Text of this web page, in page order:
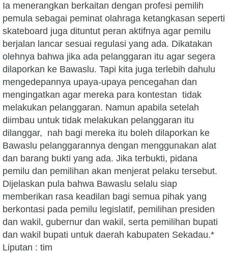
Ia menerangkan berkaitan dengan profesi pemilih
pemula sebagai peminat olahraga ketangkasan seperti
skateboard juga dituntut peran aktifnya agar pemilu
berjalan lancar sesuai regulasi yang ada. Dikatakan
olehnya bahwa jika ada pelanggaran itu agar segera
dilaporkan ke Bawaslu. Tapi kita juga terlebih dahulu
mengedepannya upaya-upaya pencegahan dan
mengingatkan agar mereka para kontestan tidak
melakukan pelanggaran. Namun apabila setelah
diimbau untuk tidak melakukan pelanggaran itu
dilanggar, nah bagi mereka itu boleh dilaporkan ke
Bawaslu pelanggarannya dengan menggunakan alat
dan barang bukti yang ada. Jika terbukti, pidana
pemilu dan pemilihan akan menjerat pelaku tersebut.
Dijelaskan pula bahwa Bawaslu selalu siap
memberikan rasa keadilan bagi semua pihak yang
berkontasi pada pemilu legislatif, pemilihan presiden
dan wakil, gubernur dan wakil, serta pemilihan bupati
dan wakil bupati untuk daerah kabupaten Sekadau.*
Liputan : tim